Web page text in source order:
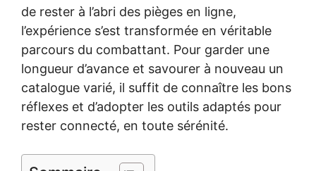
de rester à l’abri des pièges en ligne,
l’expérience s’est transformée en véritable
parcours du combattant. Pour garder une
longueur d’avance et savourer à nouveau un
catalogue varié, il suffit de connaître les bons
réflexes et d’adopter les outils adaptés pour
rester connecté, en toute sérénité.